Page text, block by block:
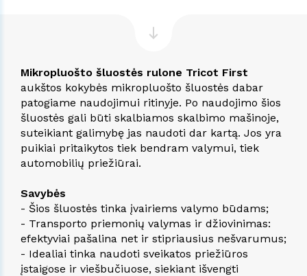
Mikropluošto šluostės rulone Tricot First
aukštos kokybės mikropluošto šluostės dabar
patogiame naudojimui ritinyje. Po naudojimo šios
šluostės gali būti skalbiamos skalbimo mašinoje,
suteikiant galimybę jas naudoti dar kartą. Jos yra
puikiai pritaikytos tiek bendram valymui, tiek
automobilių priežiūrai.
Savybės
- Šios šluostės tinka įvairiems valymo būdams;
- Transporto priemonių valymas ir džiovinimas:
efektyviai pašalina net ir stipriausius nešvarumus;
- Idealiai tinka naudoti sveikatos priežiūros
įstaigose ir viešbučiuose, siekiant išvengti